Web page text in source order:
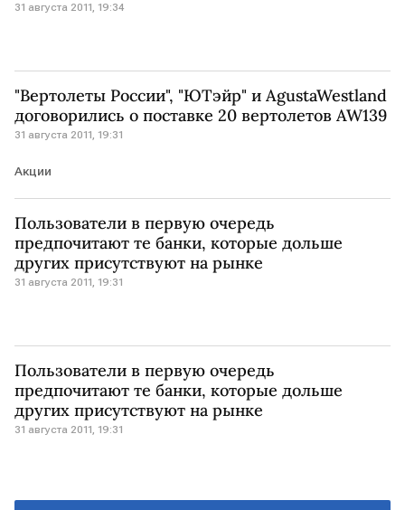
31 августа 2011, 19:34
"Вертолеты России", "ЮТэйр" и AgustaWestland
договорились о поставке 20 вертолетов AW139
31 августа 2011, 19:31
Акции
Пользователи в первую очередь
предпочитают те банки, которые дольше
других присутствуют на рынке
31 августа 2011, 19:31
Пользователи в первую очередь
предпочитают те банки, которые дольше
других присутствуют на рынке
31 августа 2011, 19:31